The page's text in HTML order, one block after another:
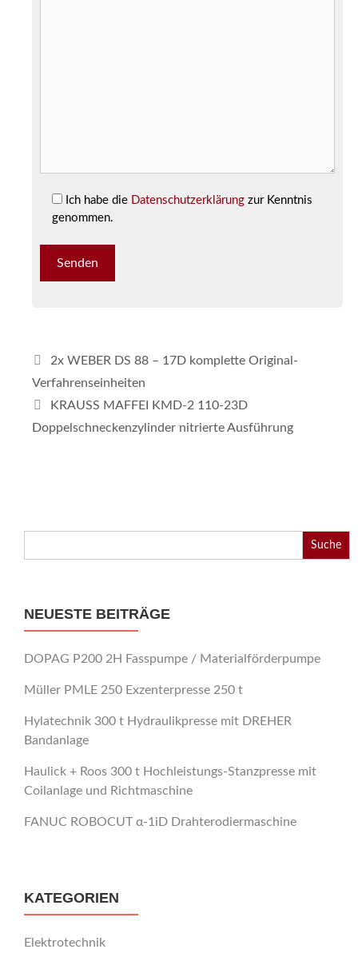
Ich habe die Datenschutzerklärung zur Kenntnis
genommen.
2x WEBER DS 88 – 17D komplette Original-
Verfahrenseinheiten
KRAUSS MAFFEI KMD-2 110-23D
Doppelschneckenzylinder nitrierte Ausführung
NEUESTE BEITRÄGE
DOPAG P200 2H Fasspumpe / Materialförderpumpe
Müller PMLE 250 Exzenterpresse 250 t
Hylatechnik 300 t Hydraulikpresse mit DREHER
Bandanlage
Haulick + Roos 300 t Hochleistungs-Stanzpresse mit
Coilanlage und Richtmaschine
FANUC ROBOCUT α-1iD Drahterodiermaschine
KATEGORIEN
Elektrotechnik